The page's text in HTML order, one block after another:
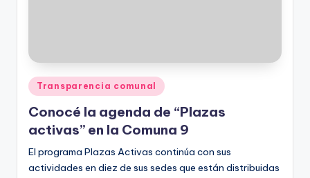
Posted
in
Transparencia comunal
Conocé la agenda de “Plazas
activas” en la Comuna 9
El programa Plazas Activas continúa con sus
actividades en diez de sus sedes que están distribuidas